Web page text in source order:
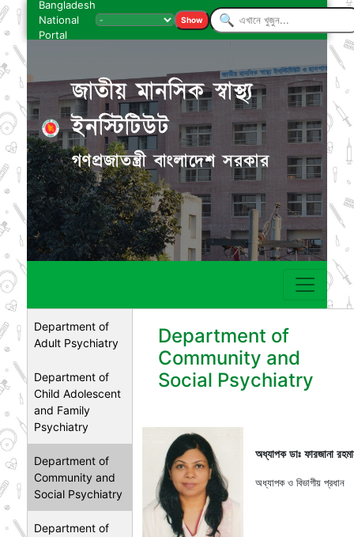
Bangladesh
National
Portal
Show
জাতীয় মানসিক স্বাস্থ্য
ইনস্টিটিউট
গণপ্রজাতন্ত্রী বাংলাদেশ সরকার
Department of
Adult Psychiatry
Department of
Child Adolescent
and Family
Psychiatry
Department of
Community and
Social Psychiatry
Department of
Department of
Community and
Social Psychiatry
অধ্যাপক ডাঃ ফারজানা
অধ্যাপক ও বিভাগীয় প্রধান